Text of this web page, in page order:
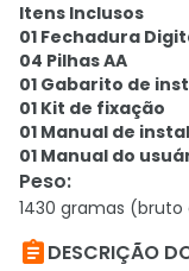
Itens Inclusos
01 Fechadura
04 Pilhas AA
01 Gabarito de
01 Kit de fixação
01 Manual de
01 Manual do
Peso:
1430 gramas
DESCRIÇÃO